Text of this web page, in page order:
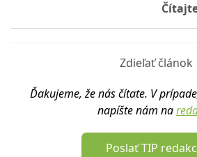
Zdieľať článok
Ďakujeme, že nás čítate. V
napíšte nám na
Poslať TIP